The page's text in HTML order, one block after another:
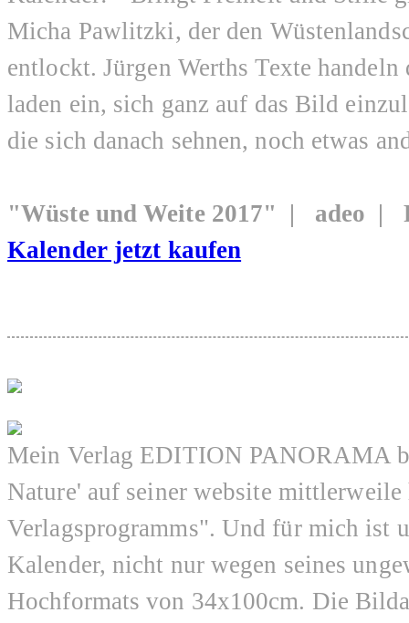
Micha Pawlitzki, der den
entlockt. Jürgen Werths Texte
laden ein, sich ganz auf das Bild
die sich danach sehnen, noch etwas
"Wüste und Weite 2017" | adeo
Kalender jetzt kaufen
Mein Verlag EDITION PANORAMA
Nature' auf seiner website
Verlagsprogramms". Und für mich ist
Kalender, nicht nur wegen seines
Hochformats von 34x100cm. Die